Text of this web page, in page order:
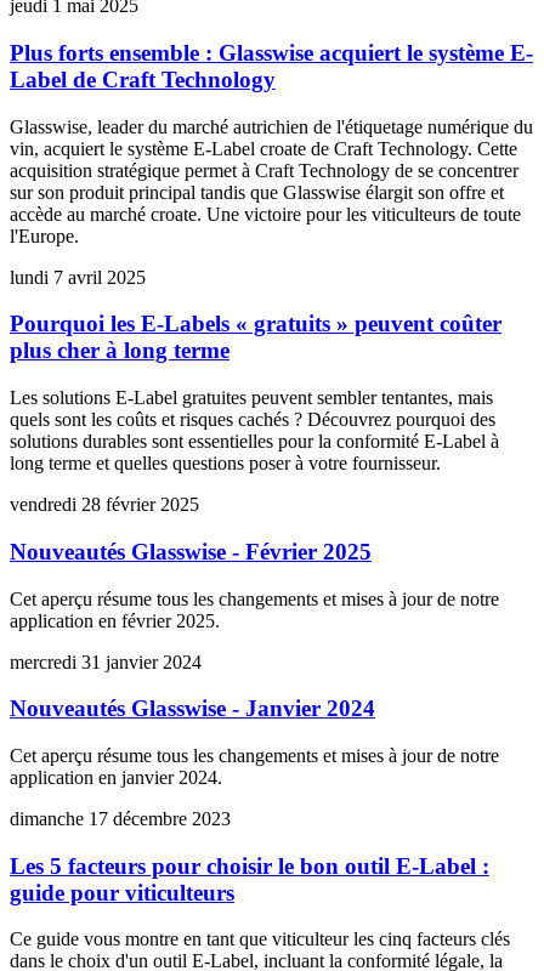
jeudi 1 mai 2025
Plus forts ensemble : Glasswise acquiert le système E-
Label de Craft Technology
Glasswise, leader du marché autrichien de l'étiquetage numérique du
vin, acquiert le système E-Label croate de Craft Technology. Cette
acquisition stratégique permet à Craft Technology de se concentrer
sur son produit principal tandis que Glasswise élargit son offre et
accède au marché croate. Une victoire pour les viticulteurs de toute
l'Europe.
lundi 7 avril 2025
Pourquoi les E-Labels « gratuits » peuvent coûter
plus cher à long terme
Les solutions E-Label gratuites peuvent sembler tentantes, mais
quels sont les coûts et risques cachés ? Découvrez pourquoi des
solutions durables sont essentielles pour la conformité E-Label à
long terme et quelles questions poser à votre fournisseur.
vendredi 28 février 2025
Nouveautés Glasswise - Février 2025
Cet aperçu résume tous les changements et mises à jour de notre
application en février 2025.
mercredi 31 janvier 2024
Nouveautés Glasswise - Janvier 2024
Cet aperçu résume tous les changements et mises à jour de notre
application en janvier 2024.
dimanche 17 décembre 2023
Les 5 facteurs pour choisir le bon outil E-Label :
guide pour viticulteurs
Ce guide vous montre en tant que viticulteur les cinq facteurs clés
dans le choix d'un outil E-Label, incluant la conformité légale, la